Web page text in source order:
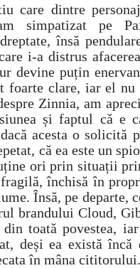
care dintre
simpatizat pe
însă
i-a distrus
devine puțin
foarte clare, iar el
Zinnia, am
și faptul că e
acesta o solicită
că ea este un
ori prin situații
închisă în
Însă, pe departe,
brandului Cloud,
toată povestea,
deși ea există
în mâna cititorului.